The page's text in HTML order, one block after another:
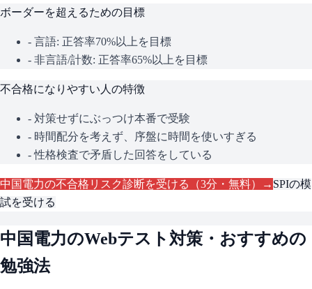
ボーダーを超えるための目標
- 言語: 正答率70%以上を目標
- 非言語/計数: 正答率65%以上を目標
不合格になりやすい人の特徴
- 対策せずにぶっつけ本番で受験
- 時間配分を考えず、序盤に時間を使いすぎる
- 性格検査で矛盾した回答をしている
中国電力の不合格リスク診断を受ける（3分・無料）→ SPIの模
試を受ける
中国電力のWebテスト対策・おすすめの
勉強法